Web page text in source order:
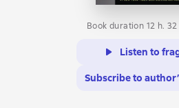
Book duration 12 h. 32
Listen to
Subscribe to